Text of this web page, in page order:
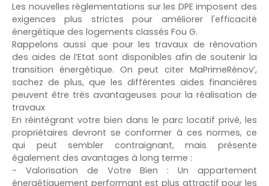
Les nouvelles réglementations sur les DPE imposent des
exigences plus strictes pour améliorer l'efficacité
énergétique des logements classés Fou G.
Rappelons aussi que pour les travaux de rénovation
des aides de l’Etat sont disponibles afin de soutenir la
transition énergétique. On peut citer MaPrimeRénov’,
sachez de plus, que les différentes aides financières
peuvent être très avantageuses pour la réalisation de
travaux
En réintégrant votre bien dans le parc locatif privé, les
propriétaires devront se conformer à ces normes, ce
qui peut sembler contraignant, mais présente
également des avantages à long terme :
- Valorisation de Votre Bien : Un appartement
énergétiquement performant est plus attractif pour les